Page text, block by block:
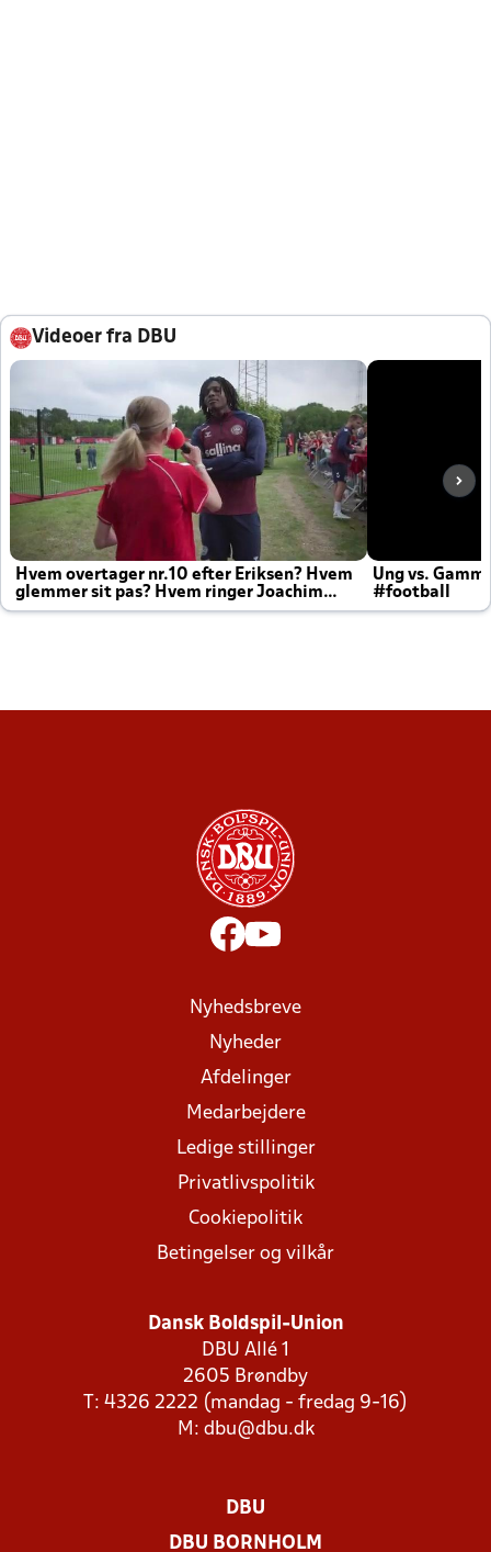
Videoer fra DBU
Hvem overtager nr.10 efter Eriksen? Hvem
glemmer sit pas? Hvem ringer Joachim
altid til efter kampe?
Ung vs.
#football
Nyhedsbreve
Nyheder
Afdelinger
Medarbejdere
Ledige stillinger
Privatlivspolitik
Cookiepolitik
Betingelser og vilkår
Dansk Boldspil-Union
DBU Allé 1
2605 Brøndby
T: 4326 2222 (mandag - fredag 9-16)
M: dbu@dbu.dk
DBU
DBU BORNHOLM